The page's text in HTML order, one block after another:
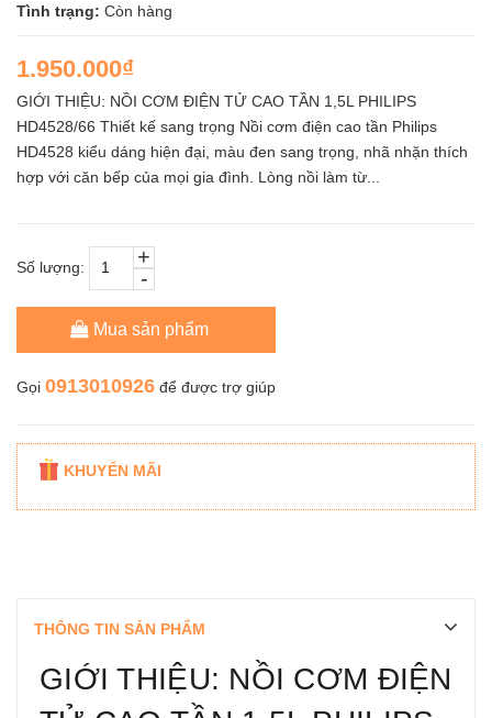
Tình trạng: Còn hàng
1.950.000₫
GIỚI THIỆU: NỒI CƠM ĐIỆN TỬ CAO TẦN 1,5L PHILIPS
HD4528/66 Thiết kế sang trọng Nồi cơm điện cao tần Philips
HD4528 kiểu dáng hiện đại, màu đen sang trọng, nhã nhặn thích
hợp với căn bếp của mọi gia đình. Lòng nồi làm từ...
Số lượng: -
+
Mua sản phẩm
Gọi 0913010926 để được trợ giúp
KHUYẾN MÃI
THÔNG TIN SẢN PHẨM
GIỚI THIỆU: NỒI CƠM ĐIỆN